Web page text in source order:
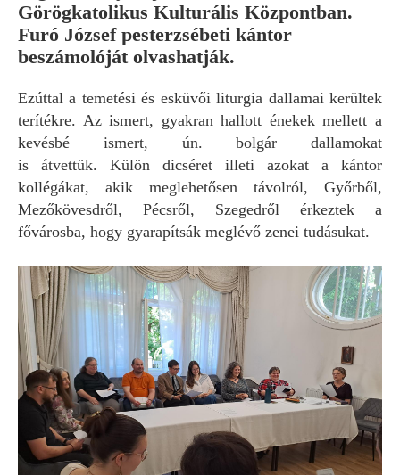
Görögkatolikus Kulturális Központban.
Furó József pesterzsébeti kántor
beszámolóját olvashatják.
Ezúttal a temetési és esküvői liturgia dallamai kerültek
terítékre. Az ismert, gyakran hallott énekek mellett a
kevésbé ismert, ún. bolgár dallamokat
is átvettük. Külön dicséret illeti azokat a kántor
kollégákat, akik meglehetősen távolról, Győrből,
Mezőkövesdről, Pécsről, Szegedről érkeztek a
fővárosba, hogy gyarapítsák meglévő zenei tudásukat.